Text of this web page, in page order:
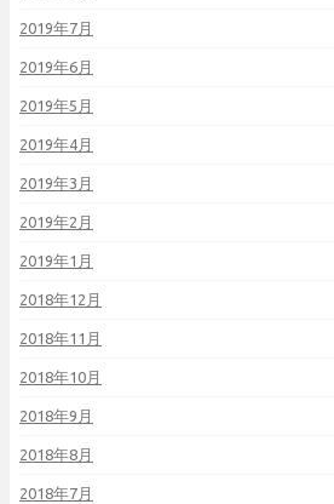
2019年7月
2019年6月
2019年5月
2019年4月
2019年3月
2019年2月
2019年1月
2018年12月
2018年11月
2018年10月
2018年9月
2018年8月
2018年7月